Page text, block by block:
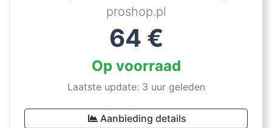
proshop.pl
64 €
Op voorraad
Laatste update: 3 uur geleden
Aanbieding details